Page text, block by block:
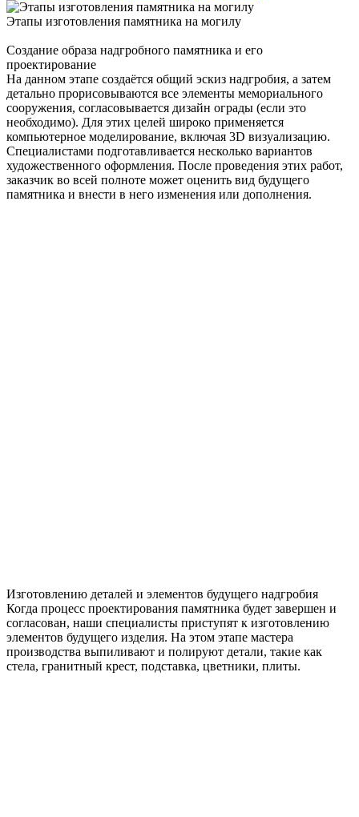
Этапы изготовления памятника на могилу
Cоздание образа надгробного памятника и его
проектирование
На данном этапе создаётся общий эскиз надгробия, а затем
детально прорисовываются все элементы мемориального
сооружения, согласовывается дизайн ограды (если это
необходимо). Для этих целей широко применяется
компьютерное моделирование, включая 3D визуализацию.
Специалистами подготавливается несколько вариантов
художественного оформления. После проведения этих работ,
заказчик во всей полноте может оценить вид будущего
памятника и внести в него изменения или дополнения.
Изготовлению деталей и элементов будущего надгробия
Когда процесс проектирования памятника будет завершен и
согласован, наши специалисты приступят к изготовлению
элементов будущего изделия. На этом этапе мастера
производства выпиливают и полируют детали, такие как
стела, гранитный крест, подставка, цветники, плиты.